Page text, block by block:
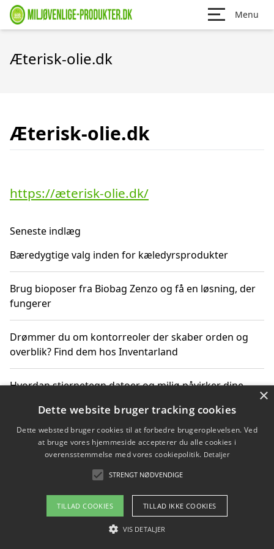
Menu
Æterisk-olie.dk
Æterisk-olie.dk
https://æterisk-olie.dk/
Seneste indlæg
Bæredygtige valg inden for kæledyrsprodukter
Brug bioposer fra Biobag Zenzo og få en løsning, der
fungerer
Drømmer du om kontorreoler der skaber orden og
overblik? Find dem hos Inventarland
Hvordan stjernetegn datoer og miljø påvirker dine
Bæredygtige gadgets til en grønnere hverdag
Om / kontakt
Blog Betingelser
×
Dette website bruger tracking cookies
Dette websted bruger cookies til at forbedre brugeroplevelsen. Ved
at bruge vores hjemmeside accepterer du alle cookies i
overensstemmelse med vores cookiepolitik. Detaljer
STRENGT NØDVENDIGE
TILLAD COOKIES TILLAD IKKE COOKIES
VIS DETALJER